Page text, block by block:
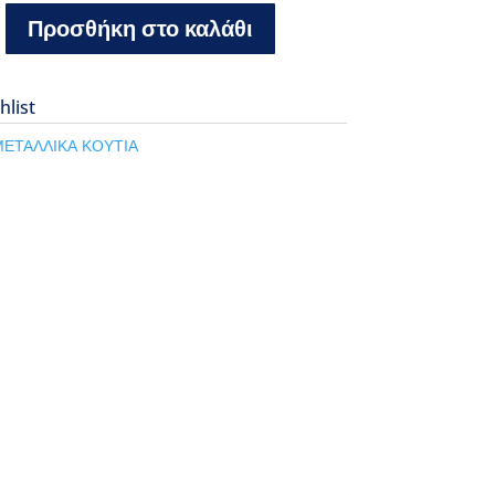
Προσθήκη στο καλάθι
ΚΟΥΤΙΑ